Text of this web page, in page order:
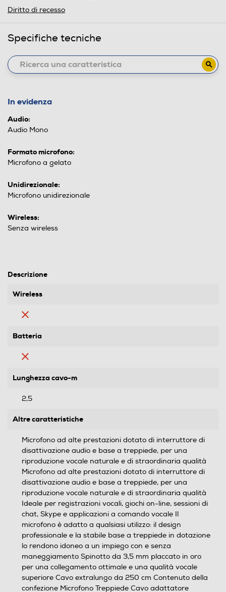
Diritto di recesso
Specifiche tecniche
In evidenza
Audio:
Audio Mono
Formato microfono:
Microfono a gelato
Unidirezionale:
Microfono unidirezionale
Wireless:
Senza wireless
Descrizione
Wireless
Batteria
Lunghezza cavo-m
2,5
Altre caratteristiche
Microfono ad alte prestazioni dotato di interruttore di
disattivazione audio e base a treppiede, per una
riproduzione vocale naturale e di straordinaria qualità
Microfono ad alte prestazioni dotato di interruttore di
disattivazione audio e base a treppiede, per una
riproduzione vocale naturale e di straordinaria qualità
Ideale per registrazioni vocali, giochi on-line, sessioni di
chat, Skype e applicazioni a comando vocale Il
microfono è adatto a qualsiasi utilizzo: il design
professionale e la stabile base a treppiede in dotazione
lo rendono idoneo a un impiego con e senza
maneggiamento Spinotto da 3,5 mm placcato in oro
per una collegamento ottimale e una qualità vocale
superiore Cavo extralungo da 250 cm Contenuto della
confezione Microfono Treppiede Cavo adattatore